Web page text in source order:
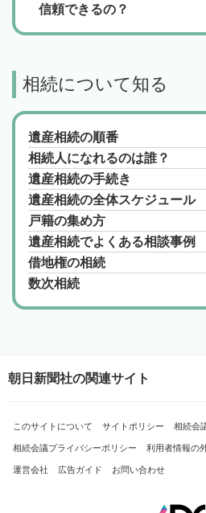
信頼できるの？
相続について知る
遺産相続の順番
相続人になれるのは誰？
遺産相続の手続き
遺産相続の全体スケジュール
戸籍の集め方
遺産相続でよくある相談事例
借地権の相続
数次相続
朝日新聞社の関連サイト
このサイトについて サイトポリシー 相続会
相続会議プライバシーポリシー 利用者情報の
運営会社 広告ガイド お問い合わせ